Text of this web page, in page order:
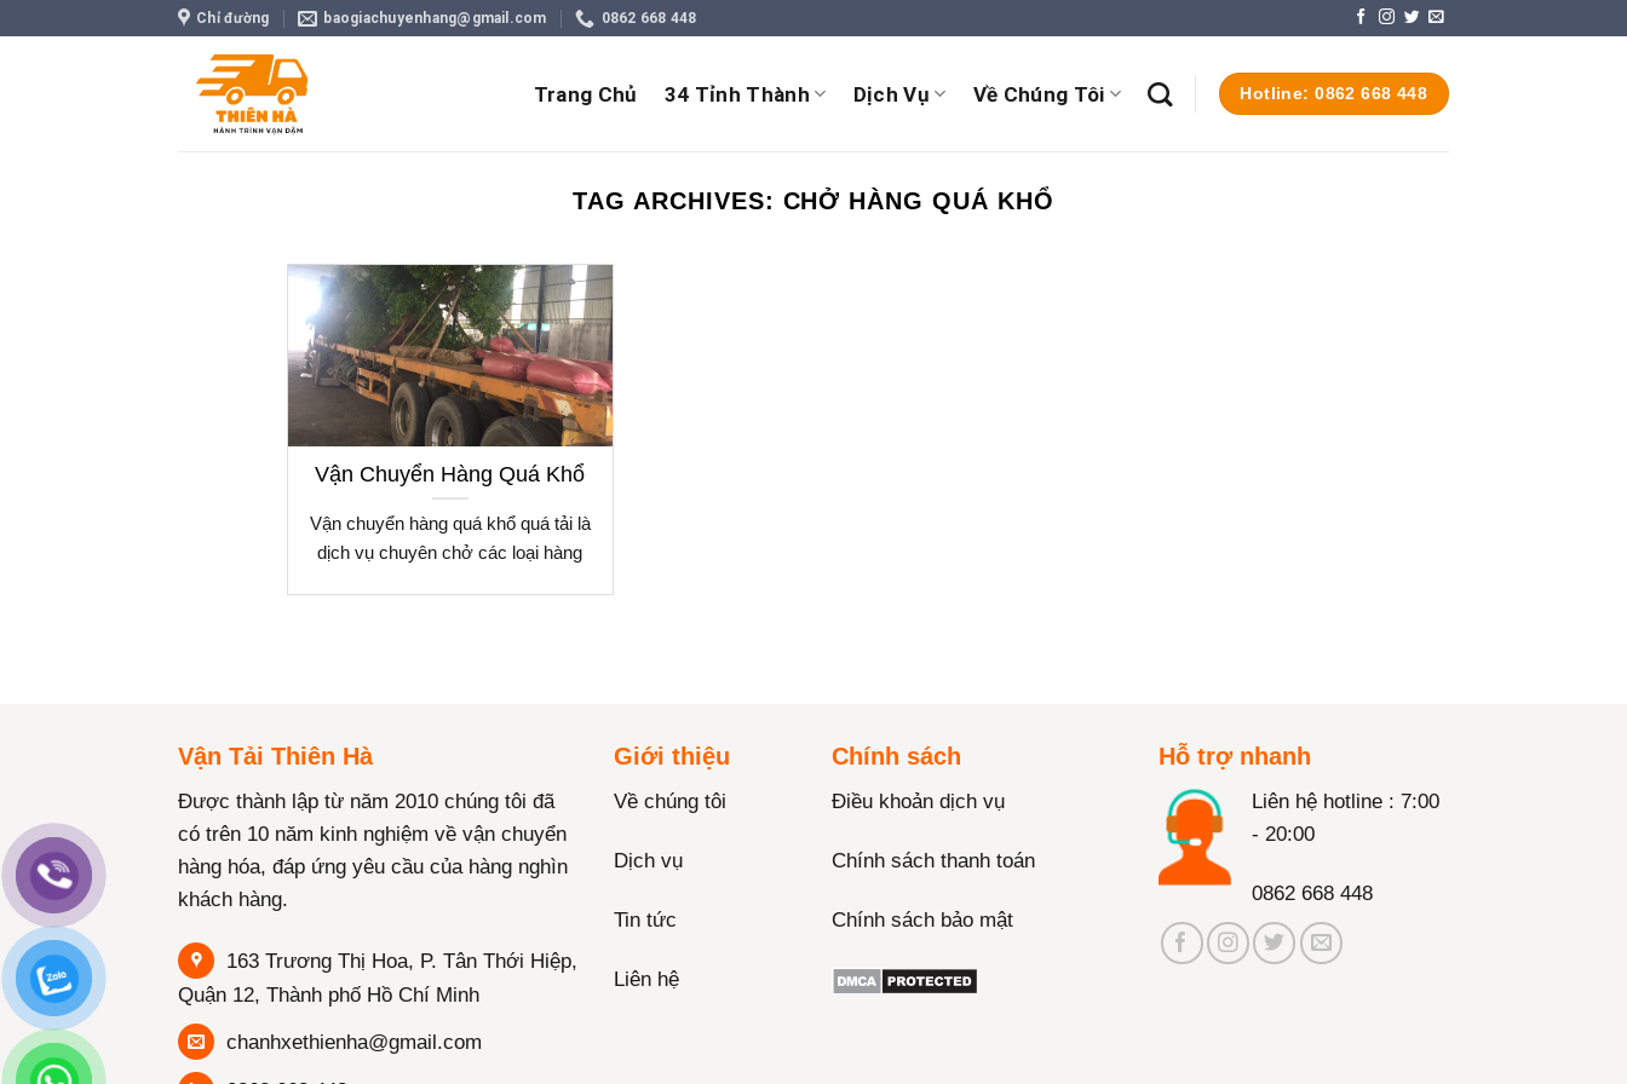
Chỉ đường baogiachuyenhang@gmail.com 0862 668 448
Trang Chủ 34 Tỉnh Thành Dịch Vụ Về Chúng Tôi Hotline: 0862 668 448
TAG ARCHIVES: CHỞ HÀNG QUÁ KHỔ
Vận Chuyển Hàng Quá Khổ
Vận chuyển hàng quá khổ quá tải là
dịch vụ chuyên chở các loại hàng
Vận Tải Thiên Hà
Được thành lập từ năm 2010 chúng tôi đã
có trên 10 năm kinh nghiệm về vận chuyển
hàng hóa, đáp ứng yêu cầu của hàng nghìn
khách hàng.
163 Trương Thị Hoa, P. Tân Thới Hiệp,
Quận 12, Thành phố Hồ Chí Minh
chanhxethienha@gmail.com
Giới thiệu
Về chúng tôi
Dịch vụ
Tin tức
Liên hệ
Chính sách
Điều khoản dịch vụ
Chính sách thanh toán
Chính sách bảo mật
Hỗ trợ nhanh
Liên hệ hotline : 7:00
- 20:00
0862 668 448